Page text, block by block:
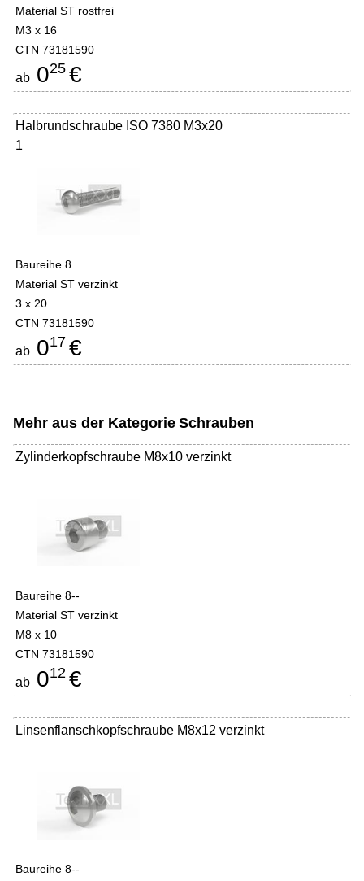
Material ST rostfrei
M3 x 16
CTN 73181590
ab 025 €
Halbrundschraube ISO 7380 M3x20
1
Baureihe 8
Material ST verzinkt
3 x 20
CTN 73181590
ab 017 €
Mehr aus der Kategorie Schrauben
Zylinderkopfschraube M8x10 verzinkt
Baureihe 8--
Material ST verzinkt
M8 x 10
CTN 73181590
ab 012 €
Linsenflanschkopfschraube M8x12 verzinkt
Baureihe 8--